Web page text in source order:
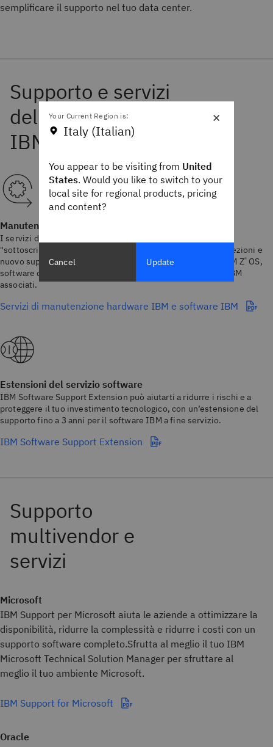
semplificare il supporto nel tuo data center.
Manutenzione del sistema operativo
I servizi di manutenzione software, noti anche come
"sottoscrizione e supporto", forniscono sottoscrizioni, correzioni e
nuovo supporto per i difetti del codice per IBM Power
e IBM Z® OS,
software del sistema di memoria IBM e prodotti software IBM
associati.
Servizi di manutenzione hardware IBM e software IBM
Estensioni del servizio software
IBM Software Support Extension può aiutarti a ridurre i rischi e a
proteggere il tuo investimento tecnologico, con un’estensione del
supporto fino a 3 anni per il software IBM a fine servizio.
IBM Software Support Extension
Microsoft
IBM Support per Microsoft aiuta le aziende a ottimizzare la
disponibilità, ridurre la complessità e ridurre i costi con un
supporto software completo.Sfrutta al meglio il tuo IBM
Microsoft Technical Solution Manager per sfruttare al
meglio il tuo ambiente Microsoft.
IBM Support for Microsoft
Oracle
×
Your Current Region is:
Italy (Italian)
You appear to be visiting from United
States. Would you like to switch to your
local site for regional products, pricing
and content?
Cancel Update